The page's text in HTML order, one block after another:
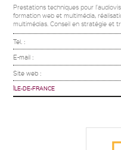
Prestations techniques pour
formation web et multimédia,
multimédias. Conseil en stratégie et
Tel. :
E-mail :
Site web :
ÎLE-DE-FRANCE